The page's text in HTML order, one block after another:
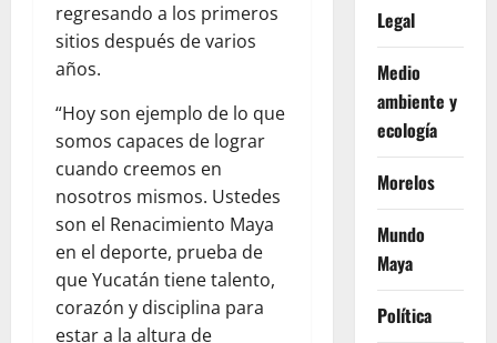
regresando a los primeros
sitios después de varios
años.
“Hoy son ejemplo de lo que
somos capaces de lograr
cuando creemos en
nosotros mismos. Ustedes
son el Renacimiento Maya
en el deporte, prueba de
que Yucatán tiene talento,
corazón y disciplina para
estar a la altura de
Legal
Medio
ambiente y
ecología
Morelos
Mundo
Maya
Política